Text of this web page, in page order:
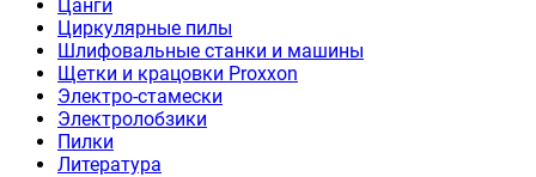
Цанги
Циркулярные пилы
Шлифовальные станки и машины
Щетки и крацовки Proxxon
Электро-стамески
Электролобзики
Пилки
Литература